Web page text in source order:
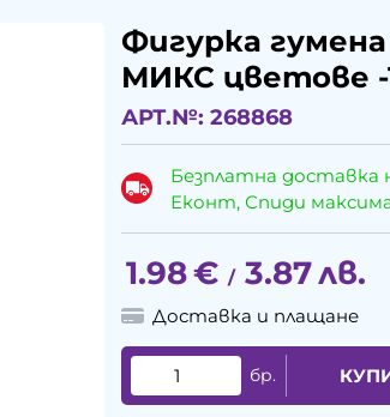
Фигурка
МИКС цветове -
АРТ.№: 268868
Безплатна доставка
Еконт, Спиди
1.98€ / 3.87лв.
Доставка и плащане
бр.